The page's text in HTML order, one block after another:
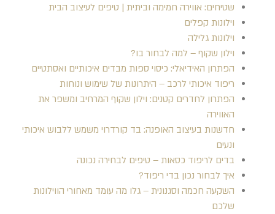
שטיחים: אווירה חמימה וביתית | טיפים לעיצוב הבית
וילונות קפלים
וילונות גלילה
וילון שקוף – למה לבחור בו?
הפתרון האידיאלי: כיסוי ספות מבדים איכותיים ואסתטיים
ריפוד איכותי לרכב – היתרונות של שימוש ונוחות
הפתרון לחדרים קטנים: וילון שקוף המרחיב ומשפר את
האווירה
חדשנות בעיצוב האופנה: בד קורדרוי משמש ללבוש איכותי
ונעים
בדים לריפוד כסאות – טיפים לבחירה נכונה
איך לבחור נכון בדי ריפוד?
השקעה חכמה וסגנונית – גלו מה עומד מאחורי הווילונות
שלכם